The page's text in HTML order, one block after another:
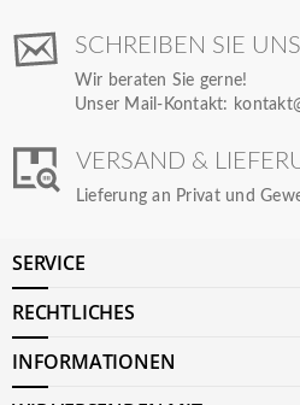
SCHREIBEN SIE UNS
Wir beraten Sie gerne!
Unser Mail-Kontakt:
VERSAND &
Lieferung an Privat und
SERVICE
RECHTLICHES
INFORMATIONEN